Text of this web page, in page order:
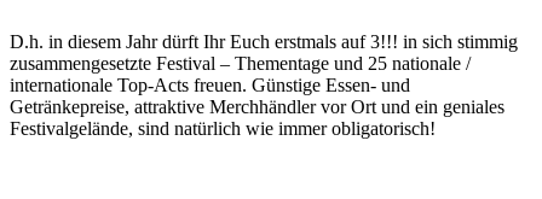
D.h. in diesem Jahr dürft Ihr Euch erstmals auf 3!!! in sich stimmig
zusammengesetzte Festival – Thementage und 25 nationale /
internationale Top-Acts freuen. Günstige Essen- und
Getränkepreise, attraktive Merchhändler vor Ort und ein geniales
Festivalgelände, sind natürlich wie immer obligatorisch!